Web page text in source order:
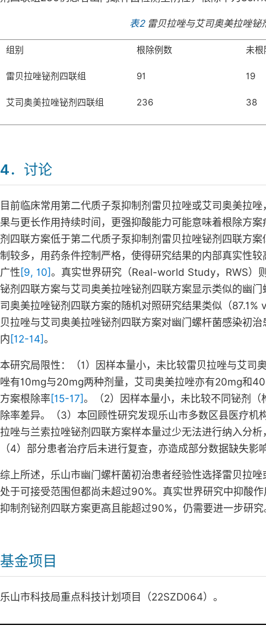
表2雷贝拉唑与艾司奥美拉唑铋
组别 根除例数 未根
雷贝拉唑铋剂四联组 91 19
艾司奥美拉唑铋剂四联组 236 38
4．讨论
目前临床常用第二代质子泵抑制剂雷贝拉唑或艾司奥美拉
果与更长作用持续时间，更强抑酸能力可能意味着根除方案
剂四联方案低于第二代质子泵抑制剂雷贝拉唑铋剂四联方
制较多，用药条件控制严格，使得研究结果的内部真实性
广性 [9, 10]。真实世界研究（Real-world Study，RWS）
铋剂四联方案与艾司奥美拉唑铋剂四联方案显示类似的幽
司奥美拉唑铋剂四联方案的随机对照研究结果类似（87.1%
贝拉唑与艾司奥美拉唑铋剂四联方案对幽门螺杆菌感染初
内 [12-14]。
本研究局限性：（1）因样本量小，未比较雷贝拉唑与艾司
唑有10mg与20mg两种剂量，艾司奥美拉唑亦有20mg和
方案根除率[15-17]。（2）因样本量小，未比较不同铋剂
除率差异。（3）本回顾性研究发现乐山市多数区县医疗
拉唑与兰索拉唑铋剂四联方案样本量过少无法进行纳入分
（4）部分患者治疗后未进行复查，亦造成部分数据缺失影
综上所述，乐山市幽门螺杆菌初治患者经验性选择雷贝拉
处于可接受范围但都尚未超过90%。真实世界研究中抑酸
抑制剂铋剂四联方案更高且能超过90%，仍需要进一步研究
基金项目
乐山市科技局重点科技计划项目（22SZD064）。